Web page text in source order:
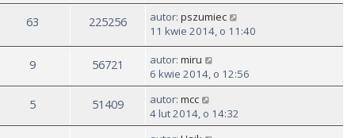
63 225256 autor: pszumiec
11 kwie 2014, o 11:40
9 56721 autor: miru
6 kwie 2014, o 12:56
5 51409 autor: mcc
4 lut 2014, o 14:32